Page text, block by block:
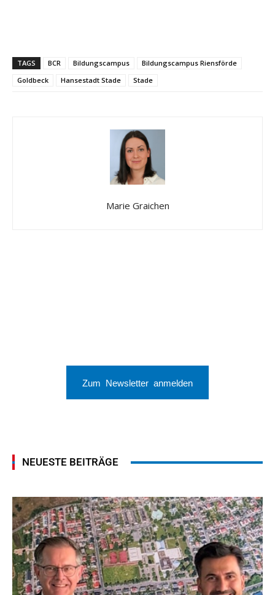
TAGS BCR Bildungscampus
Bildungscampus Riensförde
Goldbeck
Hansestadt Stade Stade
Marie Graichen
Zum Newsletter anmelden
NEUESTE BEITRÄGE